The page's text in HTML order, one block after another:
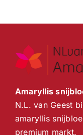
Amaryllis
N.L. van Geest
amaryllis
premium markt.